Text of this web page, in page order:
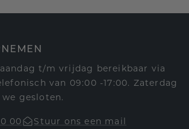
t/m vrijdag bereikbaar via
van 09:00 -17:00. Zaterdag
gesloten.
00
Stuur ons een mail